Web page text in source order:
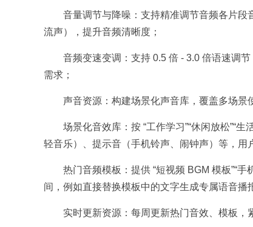
音量调节与降噪：支持精准调节音频各片
流声），提升音频清晰度；​
音频变速变调：支持 0.5 倍 - 3.0 倍语速调
需求；​
声音资源：构建场景化声音库，覆盖多场景
场景化音效库：按 “工作学习”“休闲放松”“
轻音乐）、提示音（手机铃声、闹钟声）等，用
热门音频模板：提供 “短视频 BGM 模板”“
间，例如直接替换模板中的文字生成专属语音播
实时更新资源：每周更新热门音效、模板，